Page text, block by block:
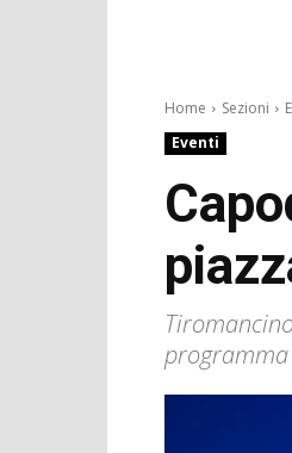
Home Sezioni
Eventi
programma